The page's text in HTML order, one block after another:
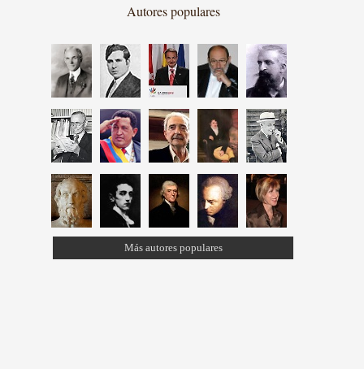
Autores populares
Más autores populares